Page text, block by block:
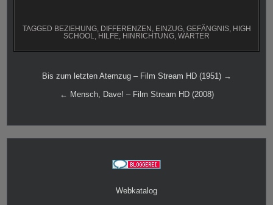
TAGGED BEZIEHUNG, DIFFERENZEN EINZUG, GEFÄNGNIS, HIGH
SCHOOL
HILFE HINRICHTUNG WÄRTER
Beitragsnavigation
Bis zum letzten Atemzug – Film Stream HD (1951) →
← Mensch, Dave! – Film Stream HD (2008)
Webkatalog